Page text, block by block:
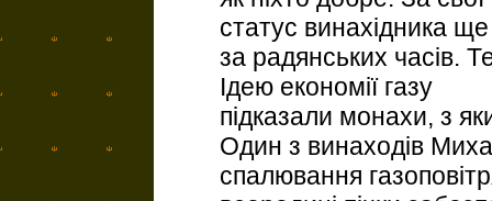
статус винахідника ще
за радянських часів.
Ідею економії газу
підказали монахи, з
Один з винаходів
спалювання